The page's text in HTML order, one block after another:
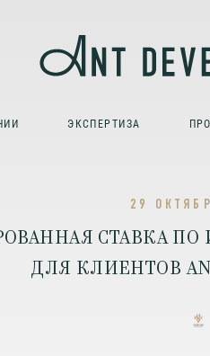
ЭКСПЕРТИЗА
29
СТАВКА
ДЛЯ КЛИЕНТОВ